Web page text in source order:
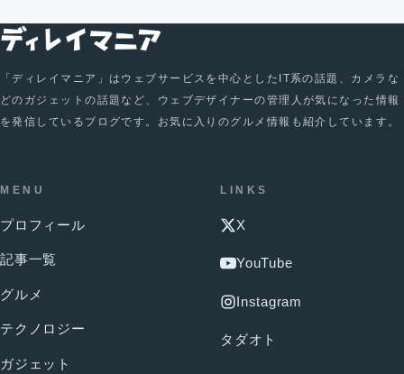
「ディレイマニア」はウェブサービスを中心としたIT系の話題、カメラな
どのガジェットの話題など、ウェブデザイナーの管理人が気になった情報
を発信しているブログです。お気に入りのグルメ情報も紹介しています。
MENU
プロフィール
記事一覧
グルメ
テクノロジー
ガジェット
LINKS
X
YouTube
Instagram
タダオト